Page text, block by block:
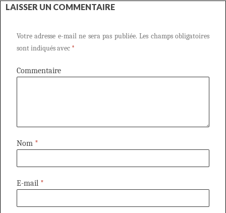
LAISSER UN COMMENTAIRE
Votre adresse e-mail ne sera pas publiée. Les champs obligatoires
sont indiqués avec *
Commentaire
Nom *
E-mail *